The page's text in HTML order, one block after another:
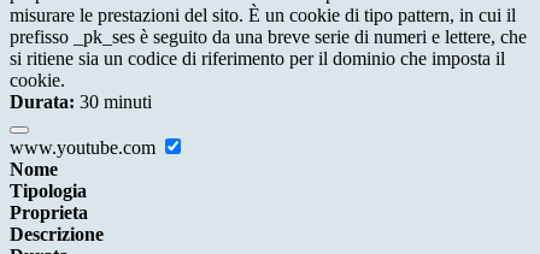
misurare le prestazioni del sito. È un cookie di tipo pattern, in cui il
prefisso _pk_ses è seguito da una breve serie di numeri e lettere, che
si ritiene sia un codice di riferimento per il dominio che imposta il
cookie.
Durata: 30 minuti
www.youtube.com
Nome
Tipologia
Proprieta
Descrizione